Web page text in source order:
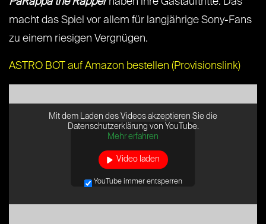
macht das Spiel vor allem für langjährige Sony-Fans
zu einem riesigen Vergnügen.
ASTRO BOT auf Amazon bestellen (Provisionslink)
Mit dem Laden des Videos akzeptieren Sie die
Datenschutzerklärung von YouTube.
Mehr erfahren
Video laden
YouTube immer entsperren